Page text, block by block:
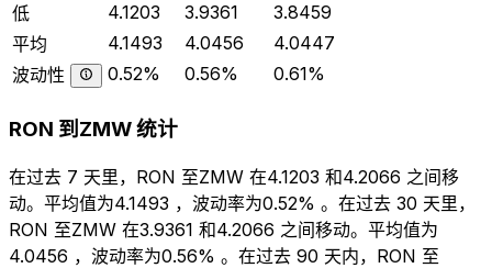
低
4.1203 3.9361
3.8459
平均
4.1493 4.0456
4.0447
波动性
0.52% 0.56% 0.61%
RON 到ZMW 统计
在过去 7 天里，RON 至ZMW 在4.1203 和4.2066 之间移
动。平均值为4.1493 ，波动率为0.52% 。在过去 30 天里，
RON 至ZMW 在3.9361 和4.2066 之间移动。平均值为
4.0456 ，波动率为0.56% 。在过去 90 天内，RON 至